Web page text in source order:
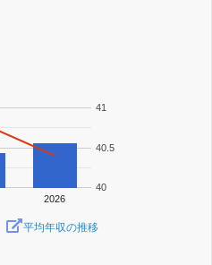
2026
40
40.5
41
平均年収の推移